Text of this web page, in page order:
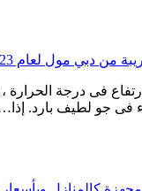
من دبي مول لعام 2023
فى درجة الحرارة
فى جو لطيف بارد.